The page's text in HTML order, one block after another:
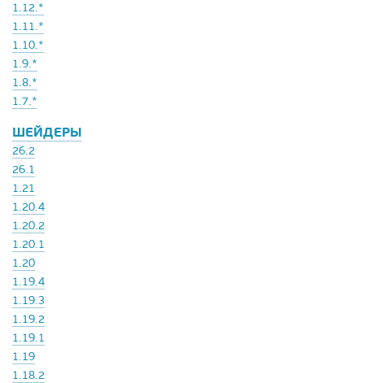
1.12.*
1.11.*
1.10.*
1.9.*
1.8.*
1.7.*
ШЕЙДЕРЫ
26.2
26.1
1.21
1.20.4
1.20.2
1.20.1
1.20
1.19.4
1.19.3
1.19.2
1.19.1
1.19
1.18.2